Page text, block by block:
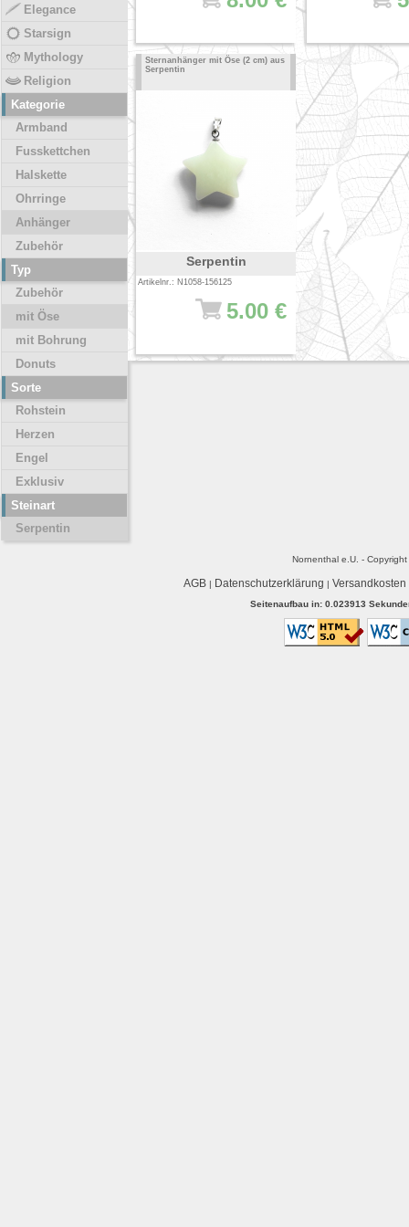
Sternanhänger mit Öse (2 cm) aus
Serpentin
Serpentin
Artikelnr.: N1058-156125
5.00 €
Elegance
Starsign
Mythology
Religion
Kategorie
Armband
Fusskettchen
Halskette
Ohrringe
Anhänger
Zubehör
Typ
Zubehör
mit Öse
mit Bohrung
Donuts
Sorte
Rohstein
Herzen
Engel
Exklusiv
Steinart
Serpentin
Nornenthal e.U. -
AGB| Datenschutzerklärung | Versandkosten
Seitenaufbau in: 0.023913